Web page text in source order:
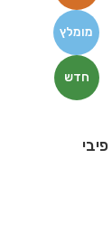
מומלץ
חדש